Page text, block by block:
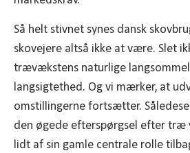
Så helt stivnet synes dansk
skovejere altså ikke at være. Slet
trævækstens naturlige
langsigtethed. Og vi mærker, at
omstillingerne fortsætter.
den øgede efterspørgsel efter træ
lidt af sin gamle centrale rolle